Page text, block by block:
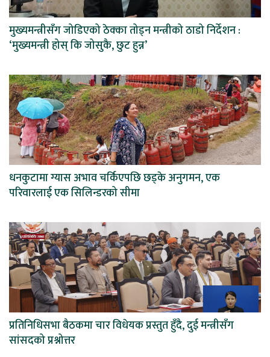
मुख्यमन्त्रीसँग जोडिएको ठेक्का तोड्न मन्त्रीको ठाडो निर्देशन :
‘मुख्यमन्त्री होस् कि जोसुकै, छुट हुन्न’
धनकुटामा ग्यास अभाव चर्किएपछि छड्के अनुगमन, एक
परिवारलाई एक सिलिन्डरको सीमा
प्रतिनिधिसभा बैठकमा चार विधेयक प्रस्तुत हुँदै, दुई मन्त्रीसँग
सांसदको प्रश्नोत्तर